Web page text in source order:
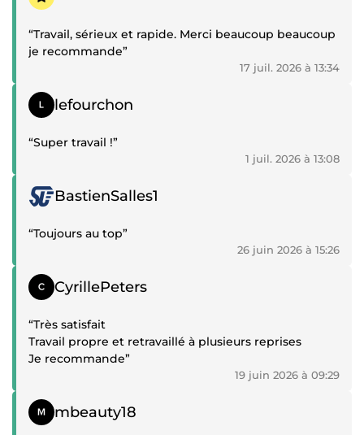
“Travail, sérieux et rapide. Merci beaucoup beaucoup
je recommande”
17 juil. 2026 à 13:34
Témoignage positif
lefourchon
“Super travail !”
1 juil. 2026 à 13:08
Témoignage positif
BastienSalles1
“Toujours au top”
26 juin 2026 à 15:26
Témoignage positif
CyrillePeters
“Très satisfait
Travail propre et retravaillé à plusieurs reprises
Je recommande”
19 juin 2026 à 09:29
Témoignage positif
mbeauty18